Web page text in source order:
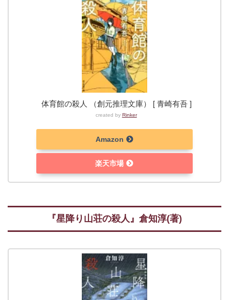
体育館の殺人 （創元推理文庫） [ 青崎有吾 ]
created by Rinker
Amazon
楽天市場
『星降り山荘の殺人』倉知淳(著)